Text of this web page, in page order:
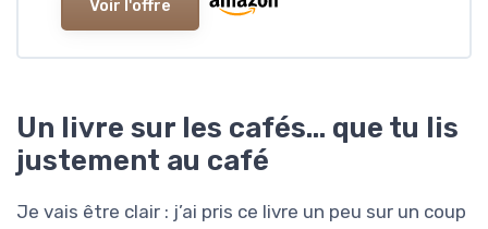
Voir l'offre
Un livre sur les cafés... que tu lis
justement au café
Je vais être clair : j’ai pris ce livre un peu sur un coup